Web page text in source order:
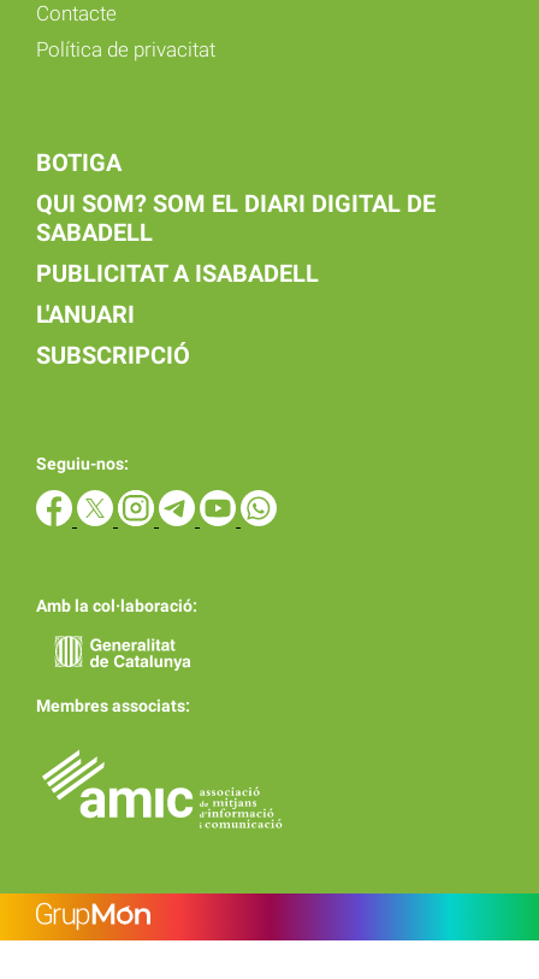
Contacte
Política de privacitat
BOTIGA
QUI SOM? SOM EL DIARI DIGITAL DE
SABADELL
PUBLICITAT A ISABADELL
L'ANUARI
SUBSCRIPCIÓ
Seguiu-nos:
Amb la col·laboració:
Membres associats: